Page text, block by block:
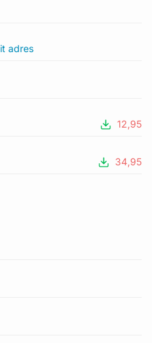
adres
12,95
34,95